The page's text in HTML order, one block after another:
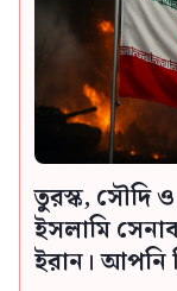
তুরস্ক, সৌদি ও
ইসলামি
ইরান। আপনি